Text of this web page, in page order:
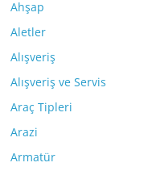
Ahşap
Aletler
Alışveriş
Alışveriş ve Servis
Araç Tipleri
Arazi
Armatür